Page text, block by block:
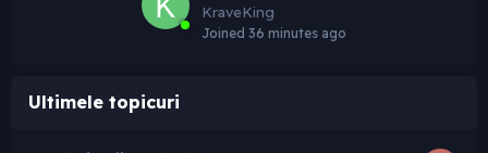
KraveKing
Joined 36 minutes ago
Ultimele topicuri